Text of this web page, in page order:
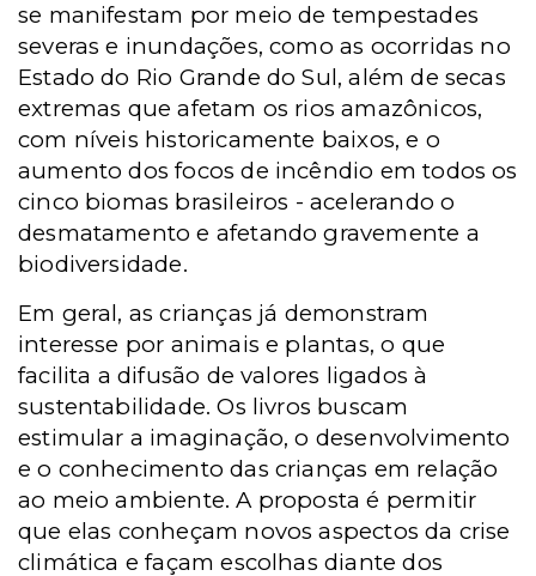
se manifestam por meio de tempestades
severas e inundações, como as ocorridas no
Estado do Rio Grande do Sul, além de secas
extremas que afetam os rios amazônicos,
com níveis historicamente baixos, e o
aumento dos focos de incêndio em todos os
cinco biomas brasileiros - acelerando o
desmatamento e afetando gravemente a
biodiversidade.
Em geral, as crianças já demonstram
interesse por animais e plantas, o que
facilita a difusão de valores ligados à
sustentabilidade. Os livros buscam
estimular a imaginação, o desenvolvimento
e o conhecimento das crianças em relação
ao meio ambiente. A proposta é permitir
que elas conheçam novos aspectos da crise
climática e façam escolhas diante dos